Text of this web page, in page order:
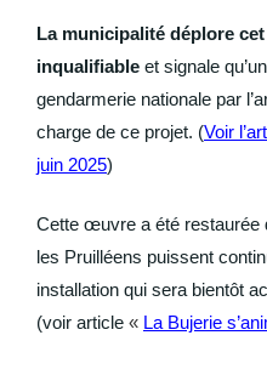
La municipalité déplore
inqualifiable et signale
gendarmerie nationale par
charge de ce projet. (Voir
juin 2025)
Cette œuvre a été restaurée
les Pruilléens puissent
installation qui sera bientôt
(voir article « La Bujerie